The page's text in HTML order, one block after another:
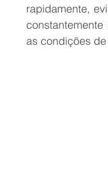
rapidamente,
as condições